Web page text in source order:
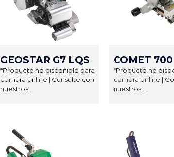
GEOSTAR G7 LQS
*Producto no disponible para
compra online | Consulte con
nuestros...
COMET 700
*Producto no
compra online |
nuestros...